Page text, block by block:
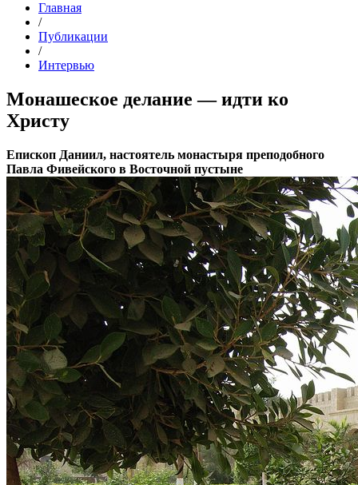
Главная
/
Публикации
/
Интервью
Монашеское делание — идти ко
Христу
Епископ Даниил, настоятель монастыря преподобного
Павла Фивейского в Восточной пустыне